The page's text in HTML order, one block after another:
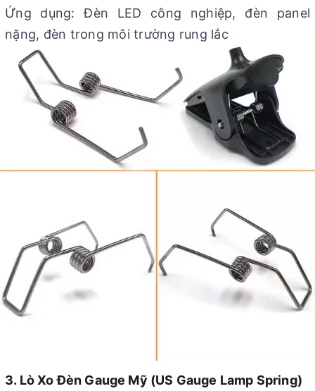
Ứng dụng: Đèn LED công nghiệp, đèn panel
nặng, đèn trong môi trường rung lắc
3. Lò Xo Đèn Gauge Mỹ (US Gauge Lamp Spring)